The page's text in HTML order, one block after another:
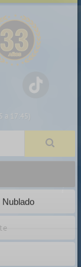
17:45)
localidad
Nublado